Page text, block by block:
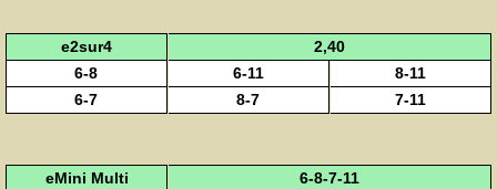
e2sur4
2,40
6-8
6-11
8-11
6-7
8-7 7-11
eMini Multi
6-8-7-11